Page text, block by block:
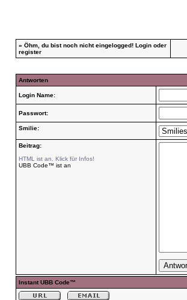
» Öhm, du bist noch nicht eingelogged! Loginoder
register
Antworten
Login Name:
Passwort:
Smilie:
Beitrag:
HTML ist an. Klick für Infos!
UBB Code™ ist an
Instant UBB Code™